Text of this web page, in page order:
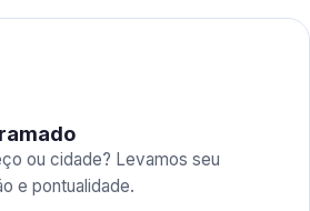
ou cidade? Levamos seu
e pontualidade.